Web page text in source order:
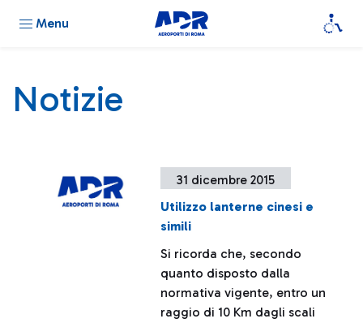
Menu
Notizie
31 dicembre 2015
Utilizzo lanterne cinesi e
simili
Si ricorda che, secondo
quanto disposto dalla
normativa vigente, entro un
raggio di 10 Km dagli scali